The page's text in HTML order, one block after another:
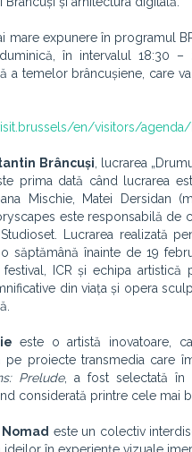
mare expunere în programul
în intervalul 18:30
a temelor brâncușiene, care
en/visitors/
Brâncuși , lucrarea
prima dată când lucrarea
Mischie, Matei Dersidan
este responsabilă
Lucrarea realizată
săptămână înainte de 19
festival, ICR și echipa
din viața și opera
este o artistă inovatoare,
pe proiecte transmedia care
Prelude, a fost selectată în
considerată printre cele mai
este un colectiv